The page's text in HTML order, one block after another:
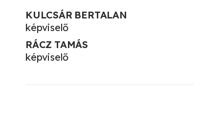
KULCSÁR BERTALAN
képviselő
RÁCZ TAMÁS
képviselő